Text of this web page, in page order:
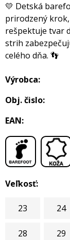
💛 Detská
prirodzený
rešpektuje tvar
strih
celého dňa. 👣
Výrobca:
Obj. čislo:
EAN:
Veľkosť:
23 24
28 29